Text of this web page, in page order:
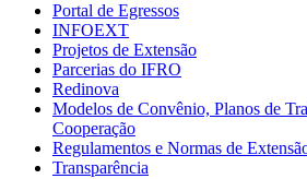
Portal de Egressos
INFOEXT
Projetos de Extensão
Parcerias do IFRO
Redinova
Modelos de Convênio, Planos de
Cooperação
Regulamentos e Normas de
Transparência